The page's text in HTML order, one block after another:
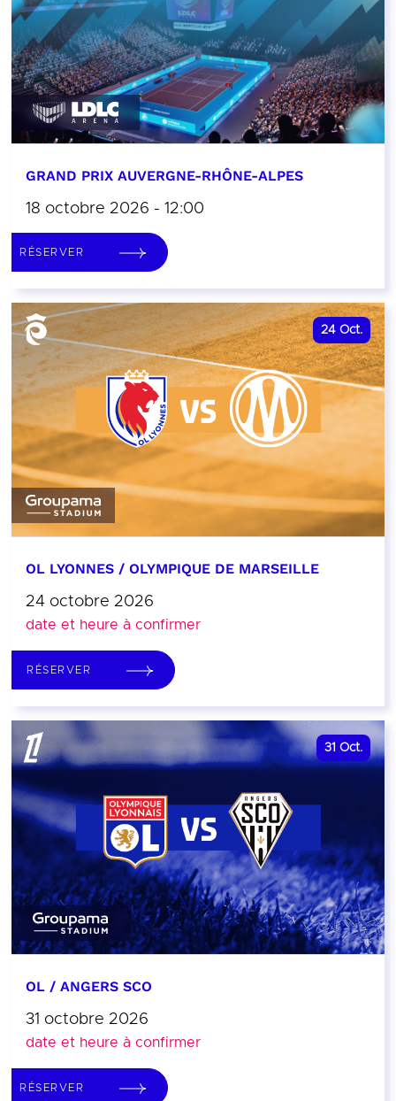
GRAND PRIX AUVERGNE-RHÔNE-ALPES
18 octobre 2026 - 12:00
RÉSERVER
24 Oct.
OL LYONNES / OLYMPIQUE DE MARSEILLE
24 octobre 2026
date et heure à confirmer
RÉSERVER
31 Oct.
OL / ANGERS SCO
31 octobre 2026
date et heure à confirmer
RÉSERVER